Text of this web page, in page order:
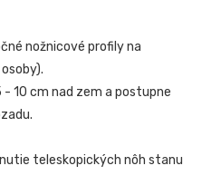
nožnicové profily na
10 cm nad zem a postupne
teleskopických nôh stanu